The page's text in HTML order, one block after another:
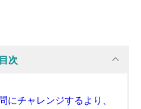
目次
にチャレンジするより、